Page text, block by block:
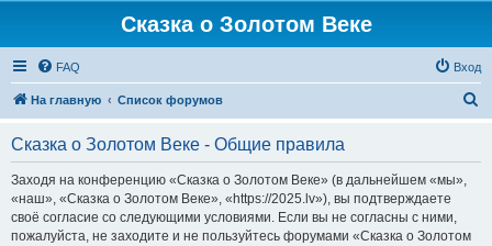
Сказка о Золотом Веке
FAQ Вход
На главную Список форумов
Сказка о Золотом Веке - Общие правила
Заходя на конференцию «Сказка о Золотом Веке» (в дальнейшем «мы»,
«наш», «Сказка о Золотом Веке», «https://2025.lv»), вы подтверждаете
своё согласие со следующими условиями. Если вы не согласны с ними,
пожалуйста, не заходите и не пользуйтесь форумами «Сказка о Золотом